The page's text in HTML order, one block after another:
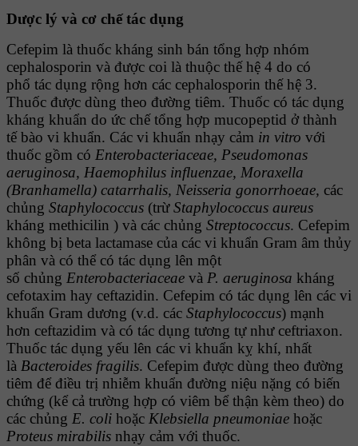
Dược lý và cơ chế tác dụng
Cefepim là thuốc kháng sinh bán tổng hợp nhóm
cephalosporin và được coi là thuộc thế hệ 4 do có
phổ tác dụng rộng hơn các cephalosporin thế hệ 3.
Thuốc được dùng theo đường tiêm. Thuốc có tác dụng
kháng khuẩn do ức chế tổng hợp mucopeptid ở thành
tế bào vi khuẩn. Các vi khuẩn nhạy cảm in vitro với
thuốc gồm có Enterobacteriaceae, Pseudomonas
aeruginosa, Haemophilus influenzae, Moraxella
(Branhamella) catarrhalis, Neisseria gonorrhoeae, các
chủng Staphylococcus (trừStaphylococcus aureus
kháng methicilin ) và các chủng Streptococcus. Cefepim
không bị beta lactamase của các vi khuẩn Gram âm thủy
phân và có thể có tác dụng lên một
số chủng Enterobacteriaceae và P. aeruginosa kháng
cefotaxim hay ceftazidin. Cefepim có tác dụng lên các vi
khuẩn Gram dương (v.d. các Staphylococcus) mạnh
hơn ceftazidim và có tác dụng tương tự như ceftriaxon.
Thuốc tác dụng yếu lên các vi khuẩn kỵ khí, nhất
là Bacteroides fragilis. Cefepim được dùng theo đường
tiêm để điều trị nhiễm khuẩn đường niệu nặng có biến
chứng (kể cả trường hợp có viêm bể thận kèm theo) do
các chủng E. coli hoặc Klebsiella pneumoniae hoặc
Proteus mirabilis nhạy cảm với thuốc.